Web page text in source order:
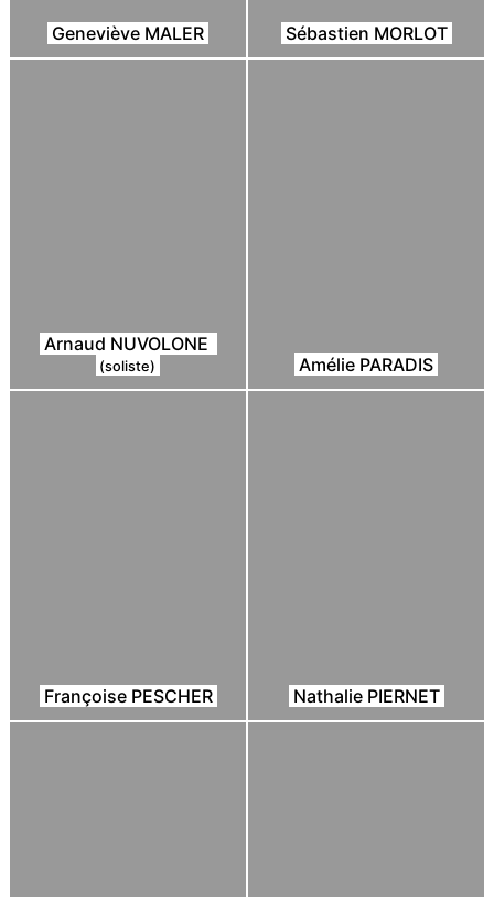
Geneviève MALER Sébastien MORLOT
Arnaud NUVOLONE
(soliste) Amélie PARADIS
Françoise PESCHER Nathalie PIERNET